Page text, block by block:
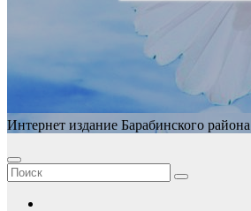
Интернет издание Барабинского района